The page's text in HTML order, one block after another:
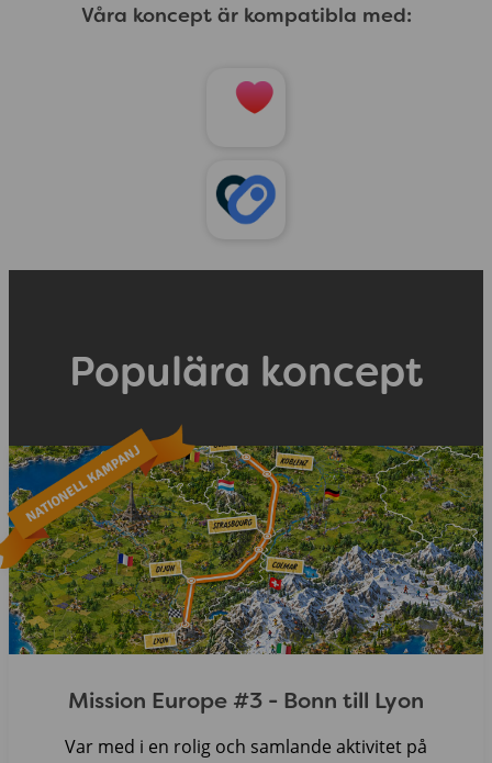
Våra koncept är kompatibla med:
Populära koncept
Mission Europe #3 - Bonn till Lyon
Var med i en rolig och samlande aktivitet på